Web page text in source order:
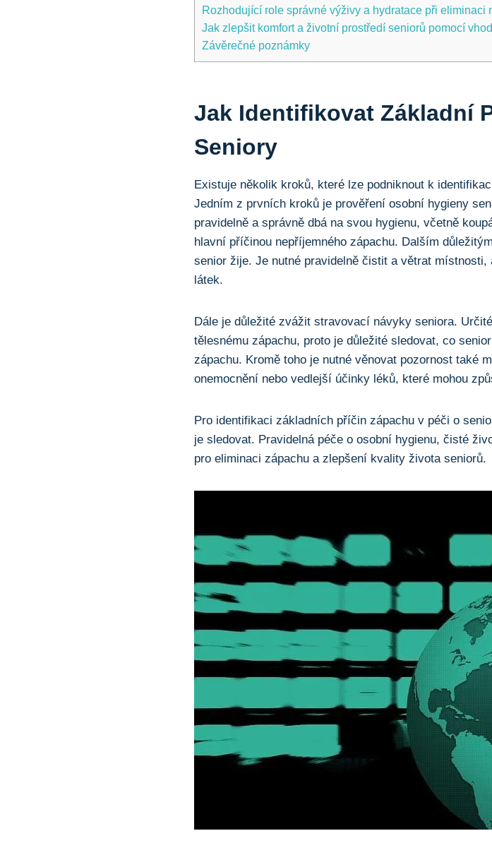
Rozhodující role správné výživy a hydratace při eliminaci
Jak zlepšit komfort a životní prostředí seniorů pomocí
Závěrečné poznámky
Jak Identifikovat Základní
Seniory
Existuje několik kroků, které lze podniknout k
Jedním z prvních kroků je prověření osobní hygieny
pravidelně a správně dbá na svou hygienu, včetně
hlavní příčinou nepříjemného zápachu. Dalším
senior žije. Je nutné pravidelně čistit a větrat
látek.
Dále je důležité zvážit stravovací návyky seniora.
tělesnému zápachu, proto je důležité sledovat, co
zápachu. Kromě toho je nutné věnovat pozornost také
onemocnění nebo vedlejší účinky léků, které mohou
Pro identifikaci základních příčin zápachu v péči o
je sledovat. Pravidelná péče o osobní hygienu, čisté
pro eliminaci zápachu a zlepšení kvality života seniorů.